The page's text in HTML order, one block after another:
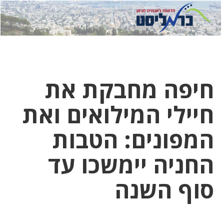
לחץ
כאן
לחץ
כדי
חיפה מחבקת את
חיילי המילואים ואת
המפונים: הטבות
החניה יימשכו עד
סוף השנה